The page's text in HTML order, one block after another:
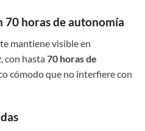
70 horas de autonomía
mantiene visible en
con hasta70 horas de
cómodo que no interfiere con